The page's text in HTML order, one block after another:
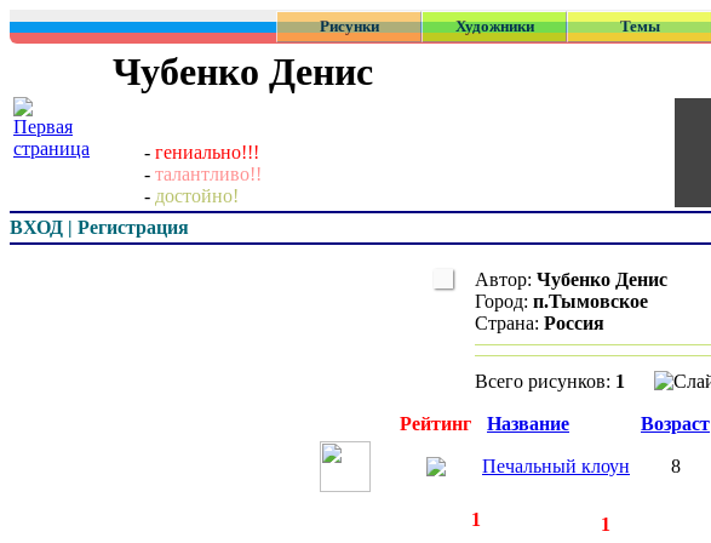
Рисунки Художники Темы
Чубенко Денис
- гениально!!!
- талантливо!!
- достойно!
ВХОД | Регистрация
Автор: Чубенко Денис
Город: п.Тымовское
Страна: Россия
Всего рисунков: 1
Рейтинг Название Возраст
Печальный клоун 8
1
1